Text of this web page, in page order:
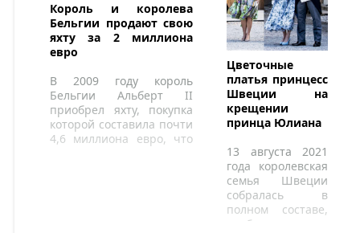
Король и королева
Бельгии продают свою
яхту за 2 миллиона
евро
В 2009 году король
Бельгии Альберт II
приобрел яхту, покупка
которой составила почти
4,6 миллиона евро, что
Цветочные
платья принцесс
Швеции на
крещении
принца Юлиана
13 августа 2021
года королевская
семья Швеции
собралась в
полном составе,
чтобы